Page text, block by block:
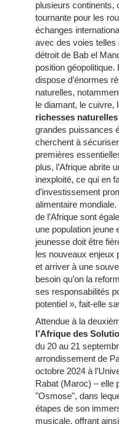
plusieurs continents,
tournante pour les
échanges
avec des voies telles
détroit de Bab el
position géopolitique.
dispose d’énormes
naturelles,
le diamant, le
richesses naturelles
grandes puissances
cherchent à
premières
plus, l’Afrique abrite
inexploité, ce qui en
d’investissement
alimentaire
de l’Afrique sont
une population jeune
jeunesse doit être
les nouveaux enjeux
et arriver à une
besoin qu’on la
ses responsabilités
potentiel », fait-elle
Attendue à la
l’Afrique des
du 20 au 21
arrondissement de
octobre 2024 à
Rabat (Maroc) – elle
"Osmose", dans
étapes de son
musicale, offrant